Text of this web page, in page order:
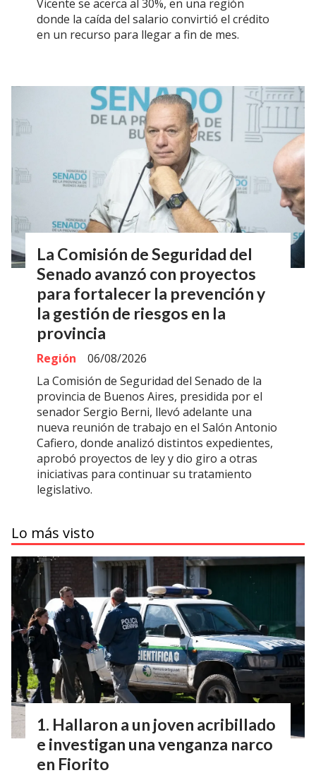
Vicente se acerca al 30%, en una región
donde la caída del salario convirtió el crédito
en un recurso para llegar a fin de mes.
La Comisión de Seguridad del
Senado avanzó con proyectos
para fortalecer la prevención y
la gestión de riesgos en la
provincia
Región
06/08/2026
La Comisión de Seguridad del Senado de la
provincia de Buenos Aires, presidida por el
senador Sergio Berni, llevó adelante una
nueva reunión de trabajo en el Salón Antonio
Cafiero, donde analizó distintos expedientes,
aprobó proyectos de ley y dio giro a otras
iniciativas para continuar su tratamiento
legislativo.
Lo más visto
Hallaron a un joven acribillado
e investigan una venganza narco
en Fiorito